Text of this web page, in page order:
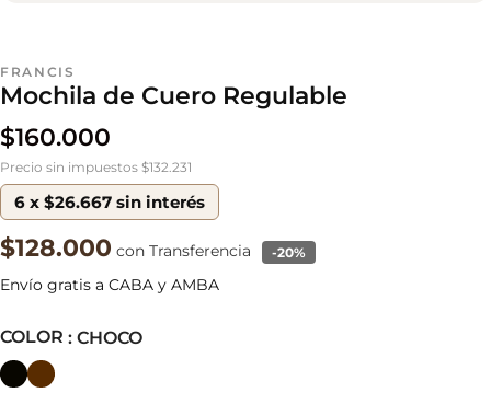
FRANCIS
Mochila de Cuero Regulable
$160.000
COLOR : CHOCO
Precio sin impuestos $132.231
6 x $26.667 sin interés
$128.000 con Transferencia -20%
Envío gratis a CABA y AMBA